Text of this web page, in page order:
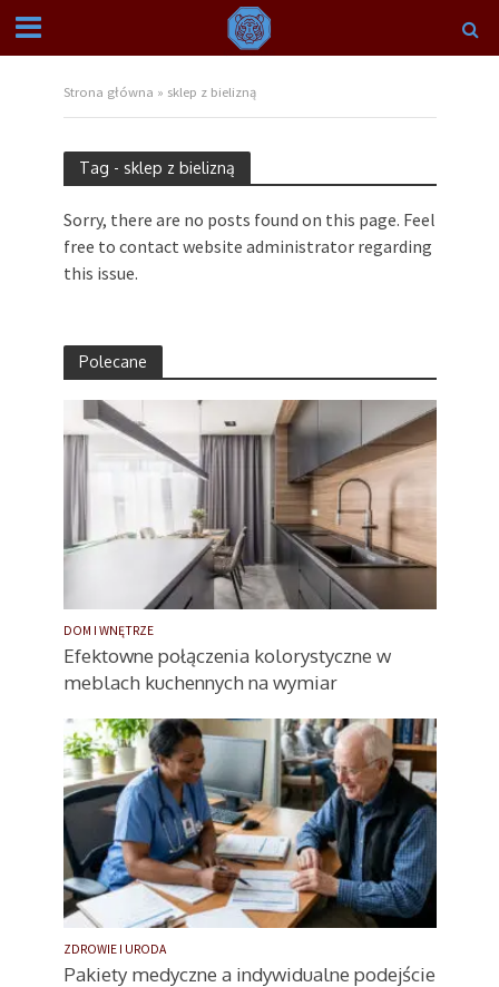
Strona główna » sklep z bielizną
Tag - sklep z bielizną
Sorry, there are no posts found on this page. Feel
free to contact website administrator regarding
this issue.
Polecane
DOM I WNĘTRZE
Efektowne połączenia kolorystyczne w
meblach kuchennych na wymiar
ZDROWIE I URODA
Pakiety medyczne a indywidualne podejście